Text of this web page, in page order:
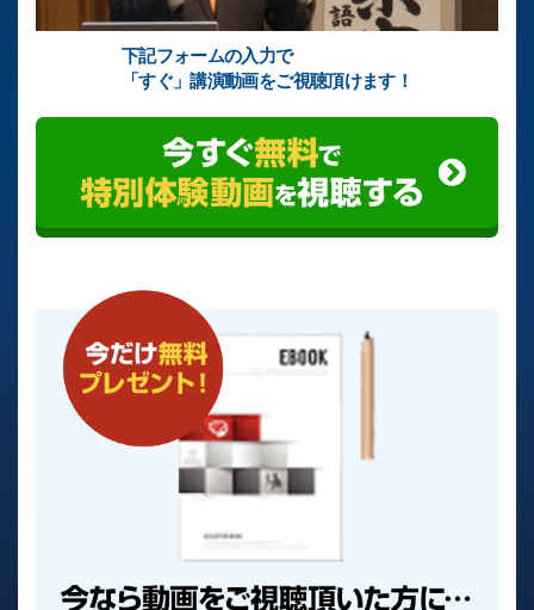
下記フォームの入力で
「すぐ」講演動画をご視聴頂けます！